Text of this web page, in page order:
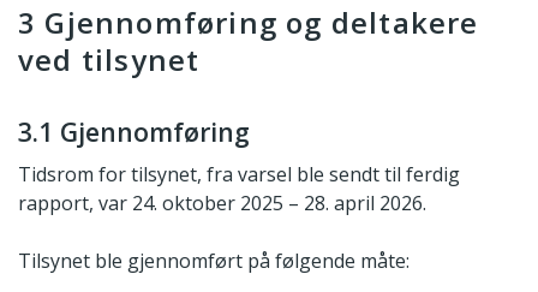
3 Gjennomføring og deltakere
ved tilsynet
3.1 Gjennomføring
Tidsrom for tilsynet, fra varsel ble sendt til ferdig
rapport, var 24. oktober 2025 – 28. april 2026.
Tilsynet ble gjennomført på følgende måte: